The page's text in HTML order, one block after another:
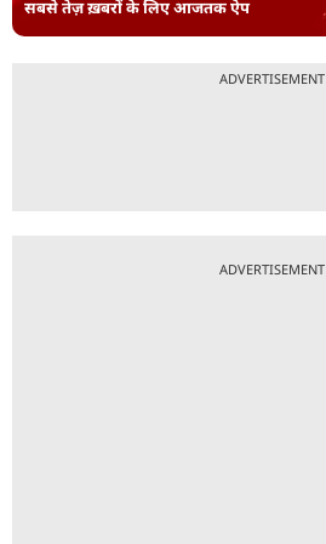
सबसे तेज़ ख़बरों के लिए आजतक ऐप
ADVERTISEMENT
ADVERTISEMENT